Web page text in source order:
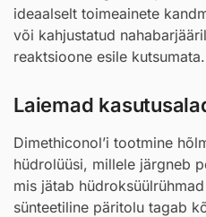
ideaalselt toimeainete
või kahjustatud
reaktsioone esile kutsumata.
Laiemad
Dimethiconol’i tootmine
hüdrolüüsi, millele järgneb
mis jätab
sünteetiline päritolu tagab